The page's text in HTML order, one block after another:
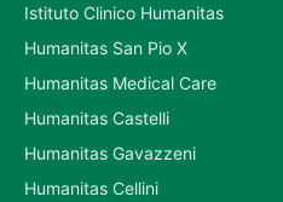
Istituto Clinico Humanitas
Humanitas San Pio X
Humanitas Medical Care
Humanitas Castelli
Humanitas Gavazzeni
Humanitas Cellini